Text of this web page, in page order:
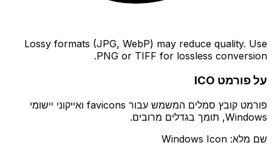
Lossy formats (JPG, WebP) may reduce quality. Use
PNG or TIFF for lossless conversion.
על פורמט ICO
פורמט קובץ סמלים המשמש עבור favicons ואייקוני יישומי
Windows, תומך בגדלים מרובים.
שם מלא: Windows Icon